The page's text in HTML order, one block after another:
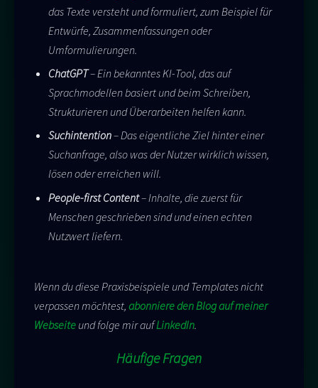
das Texte versteht und formuliert, zum Beispiel für
Entwürfe, Zusammenfassungen oder
Umformulierungen.
ChatGPT– Ein bekanntes KI-Tool, das auf
Sprachmodellen basiert und beim Schreiben,
Strukturieren und Überarbeiten helfen kann.
Suchintention– Das eigentliche Ziel hinter einer
Suchanfrage, also was der Nutzer wirklich wissen,
lösen oder erreichen will.
People-first Content– Inhalte, die zuerst für
Menschen geschrieben sind und einen echten
Nutzwert liefern.
Wenn du diese Praxisbeispiele und Templates nicht
verpassen möchtest, abonniere den Blog auf meiner
Webseite und folge mir aufLinkedIn.
Häufige Fragen